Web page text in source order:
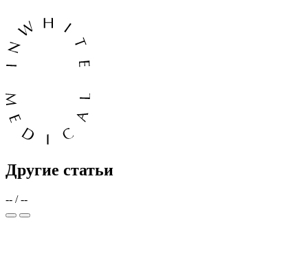
Другие статьи
-- / --